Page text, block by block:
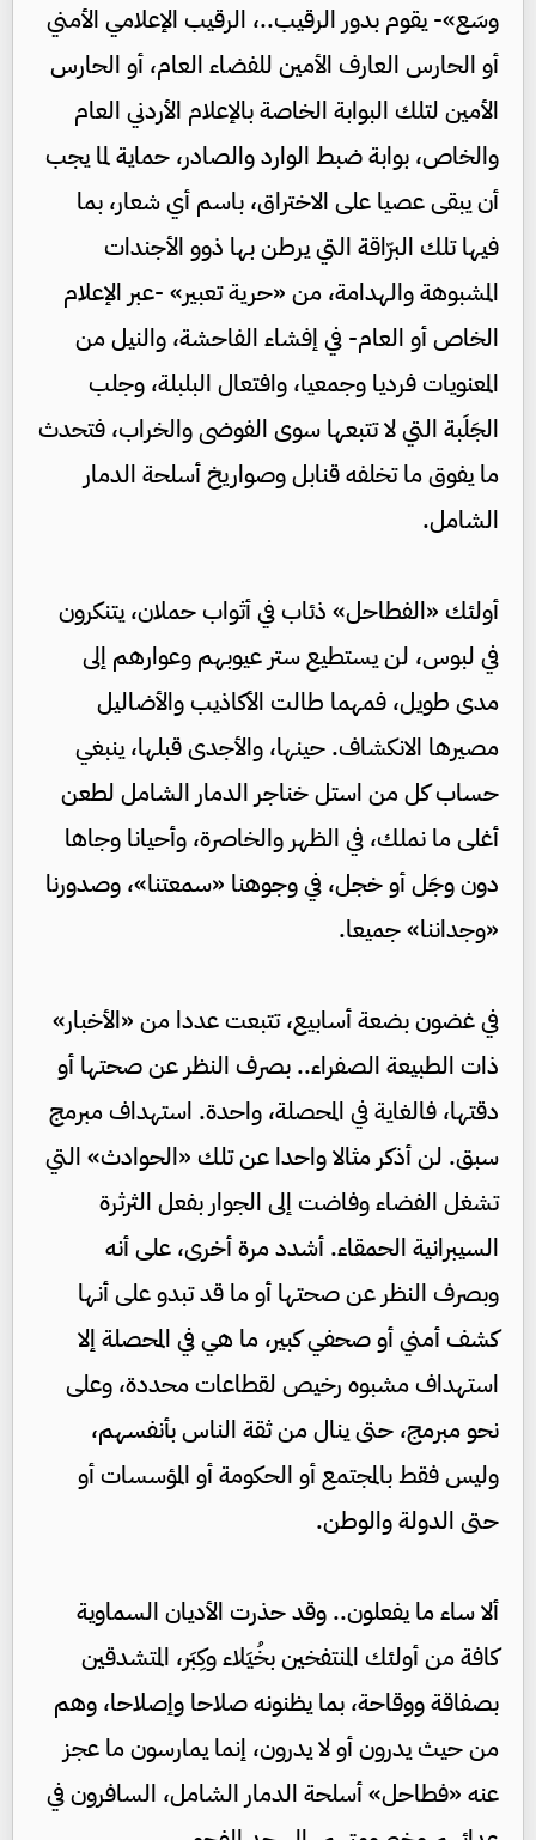
وسَع»- يقوم بدور الرقيب..، الرقيب الإعلامي الأمني
أو الحارس العارف الأمين للفضاء العام، أو الحارس
الأمين لتلك البوابة الخاصة بالإعلام الأردني العام
والخاص، بوابة ضبط الوارد والصادر، حماية لما يجب
أن يبقى عصيا على الاختراق، باسم أي شعار، بما
فيها تلك البرّاقة التي يرطن بها ذوو الأجندات
المشبوهة والهدامة، من «حرية تعبير» -عبر الإعلام
الخاص أو العام- في إفشاء الفاحشة، والنيل من
المعنويات فرديا وجمعيا، وافتعال البلبلة، وجلب
الجَلَبة التي لا تتبعها سوى الفوضى والخراب، فتحدث
ما يفوق ما تخلفه قنابل وصواريخ أسلحة الدمار
الشامل.
أولئك «الفطاحل» ذئاب في أثواب حملان، يتنكرون
في لبوس، لن يستطيع ستر عيوبهم وعوارهم إلى
مدى طويل، فمهما طالت الأكاذيب والأضاليل
مصيرها الانكشاف. حينها، والأجدى قبلها، ينبغي
حساب كل من استل خناجر الدمار الشامل لطعن
أغلى ما نملك، في الظهر والخاصرة، وأحيانا وجاها
دون وجَل أو خجل، في وجوهنا «سمعتنا»، وصدورنا
«وجداننا» جميعا.
في غضون بضعة أسابيع، تتبعت عددا من «الأخبار»
ذات الطبيعة الصفراء.. بصرف النظر عن صحتها أو
دقتها، فالغاية في المحصلة، واحدة. استهداف مبرمج
سبق. لن أذكر مثالا واحدا عن تلك «الحوادث» التي
تشغل الفضاء وفاضت إلى الجوار بفعل الثرثرة
السيبرانية الحمقاء. أشدد مرة أخرى، على أنه
وبصرف النظر عن صحتها أو ما قد تبدو على أنها
كشف أمني أو صحفي كبير، ما هي في المحصلة إلا
استهداف مشبوه رخيص لقطاعات محددة، وعلى
نحو مبرمج، حتى ينال من ثقة الناس بأنفسهم،
وليس فقط بالمجتمع أو الحكومة أو المؤسسات أو
حتى الدولة والوطن.
ألا ساء ما يفعلون.. وقد حذرت الأديان السماوية
كافة من أولئك المنتفخين بخُيَلاء وكِبَر، المتشدقين
بصفاقة ووقاحة، بما يظنونه صلاحا وإصلاحا، وهم
من حيث يدرون أو لا يدرون، إنما يمارسون ما عجز
عنه «فطاحل» أسلحة الدمار الشامل، السافرون في